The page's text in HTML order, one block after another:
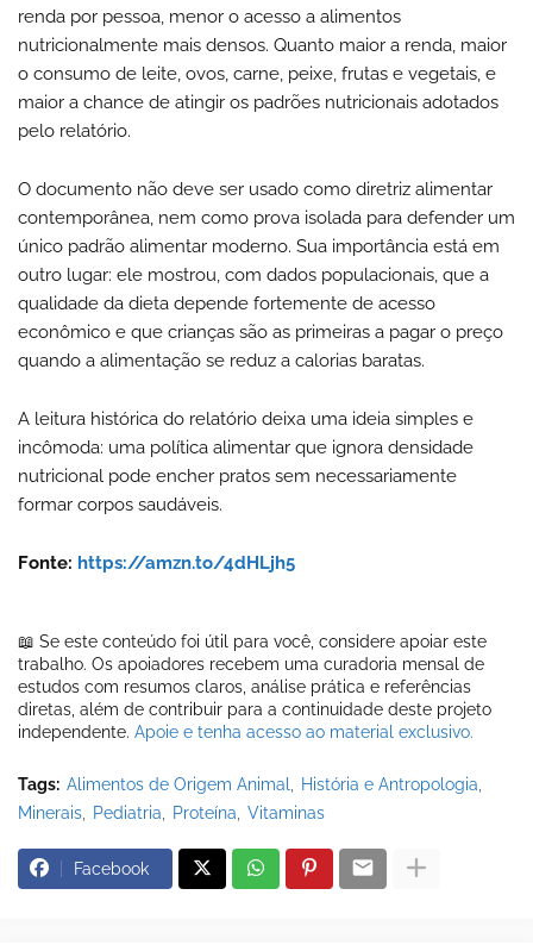
renda por pessoa, menor o acesso a alimentos
nutricionalmente mais densos. Quanto maior a renda, maior
o consumo de leite, ovos, carne, peixe, frutas e vegetais, e
maior a chance de atingir os padrões nutricionais adotados
pelo relatório.
O documento não deve ser usado como diretriz alimentar
contemporânea, nem como prova isolada para defender um
único padrão alimentar moderno. Sua importância está em
outro lugar: ele mostrou, com dados populacionais, que a
qualidade da dieta depende fortemente de acesso
econômico e que crianças são as primeiras a pagar o preço
quando a alimentação se reduz a calorias baratas.
A leitura histórica do relatório deixa uma ideia simples e
incômoda: uma política alimentar que ignora densidade
nutricional pode encher pratos sem necessariamente
formar corpos saudáveis.
Fonte: https://amzn.to/4dHLjh5
📖 Se este conteúdo foi útil para você, considere apoiar este
trabalho. Os apoiadores recebem uma curadoria mensal de
estudos com resumos claros, análise prática e referências
diretas, além de contribuir para a continuidade deste projeto
independente. Apoie e tenha acesso ao material exclusivo.
Tags: Alimentos de Origem Animal
História e Antropologia
Minerais
Pediatria Proteína Vitaminas
Facebook